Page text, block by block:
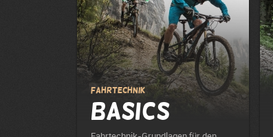
Fahrtechnik
Basics